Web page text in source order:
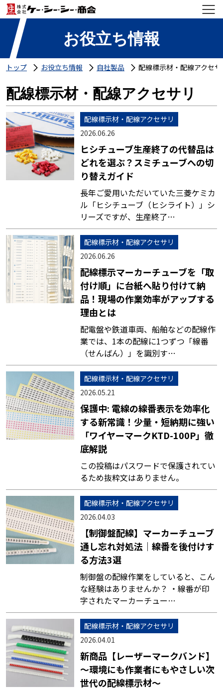
お役立ち情報
トップ お役立ち情報 自社製品 配線標示材・配線アクセ
配線標示材・配線アクセサリ
配線標示材・配線アクセサリ
2026.06.26
ヒシチューブ生産終了の代替品は
どれを選ぶ？スミチューブへの切
り替えガイド
長年ご愛用いただいていた三菱ケミカ
ル「ヒシチューブ（ヒシライト）」シ
リーズですが、生産終了…
配線標示材・配線アクセサリ
2026.06.26
配線標示マーカーチューブを「取
付け順」に台紙へ貼り付けて納
品！現場の作業効率がアップする
理由とは
配電盤や鉄道車両、船舶などの配線作
業では、1本の配線に1つずつ「線番
（せんばん）」を識別す…
配線標示材・配線アクセサリ
2026.05.21
保護中: 電線の線番表示を効率化
する新常識！少量・短納期に強い
「ワイヤーマークKTD-100P」徹
底解説
この投稿はパスワードで保護されてい
るため抜粋文はありません。
配線標示材・配線アクセサリ
2026.04.03
【制御盤配線】マーカーチューブ
通し忘れ対処法｜線番を後付けす
る方法3選
制御盤の配線作業をしていると、こん
な経験はありませんか？ ・線番が印
字されたマーカーチュー…
配線標示材・配線アクセサリ
2026.04.01
新商品【レーザーマークバンド】
～環境にも作業者にもやさしい次
世代の配線標示材～